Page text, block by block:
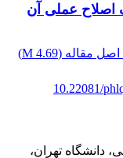
اصلاح عملی آن
اصل مقاله (4.69 M
)
10.22081/
دانشگاه تهران،